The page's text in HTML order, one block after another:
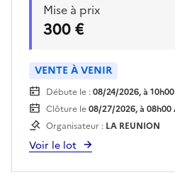
vendu en l'état. Voir
du lieu de
obligatoire.Pour retirer le
d'enlèvement imprimé sera
Mise à prix
300 €
VENTE À VENIR
Débute le :08/24/2026, à
Clôture le08/27/2026, à 08h00
Organisateur : LA REUNION
Voir le lot